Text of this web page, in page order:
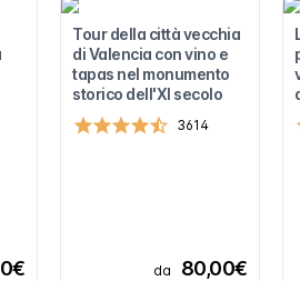
Tour della città vecchia
di Valencia con vino e
tapas nel monumento
storico dell'XI secolo
3614
da 80,00€